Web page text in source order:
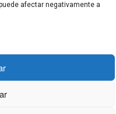
afectar negativamente a